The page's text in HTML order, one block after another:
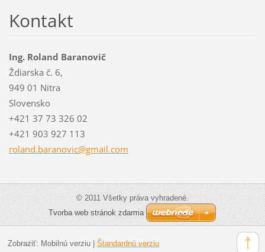
Kontakt
Ing. Roland Baranovič
Ždiarska č. 6,
949 01 Nitra
Slovensko
+421 37 73 326 02
+421 903 927 113
roland.baranovic@gmail.com
© 2011 Všetky práva vyhradené.
Tvorba web stránok zdarma
Zobraziť: Mobilnú verziu| Štandardnú verziu